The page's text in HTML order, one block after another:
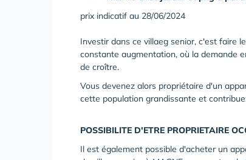
prix indicatif au 28/06/2024
Investir dans ce villaeg senior, c'est faire
constante augmentation, où la demande
de croître.
Vous devenez alors propriétaire d'un
cette population grandissante et
POSSIBILITE D'ETRE PROPRIETAIRE
Il est également possible d'acheter un